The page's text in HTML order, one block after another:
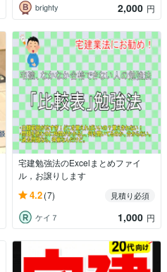
brighty 2,000 円
宅建勉強法のExcelまとめファイ
ル，お譲りします
4.2(7)
見積り必須
ケイ７
1,000 円